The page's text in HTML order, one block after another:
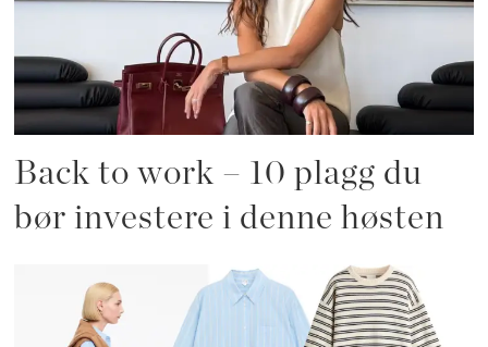
Back to work – 10 plagg du
bør investere i denne høsten